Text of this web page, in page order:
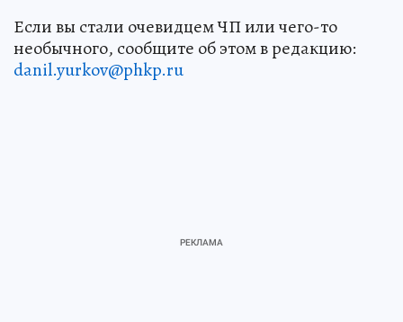
Если вы стали очевидцем ЧП или чего-то
необычного, сообщите об этом в редакцию:
danil.yurkov@phkp.ru